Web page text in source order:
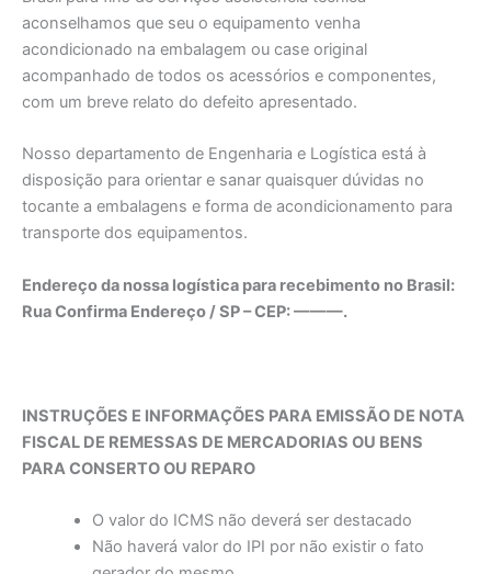
aconselhamos que seu o equipamento venha
acondicionado na embalagem ou case original
acompanhado de todos os acessórios e componentes,
com um breve relato do defeito apresentado.
Nosso departamento de Engenharia e Logística está à
disposição para orientar e sanar quaisquer dúvidas no
tocante a embalagens e forma de acondicionamento para
transporte dos equipamentos.
Endereço da nossa logística para recebimento no Brasil:
Rua Confirma Endereço / SP – CEP: ———.
INSTRUÇÕES E INFORMAÇÕES PARA EMISSÃO DE NOTA
FISCAL DE REMESSAS DE MERCADORIAS OU BENS
PARA CONSERTO OU REPARO
O valor do ICMS não deverá ser destacado
Não haverá valor do IPI por não existir o fato